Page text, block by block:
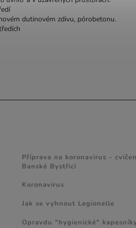
dutinovém zdivu, pórobetonu.
Příprava na koronavirus -
Banské Bystřici
Koronavirus
Jak se vyhnout Legionelle
Opravdu "hygienické"